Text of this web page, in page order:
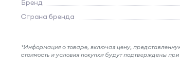
Бренд
Страна бренда
*Информация о товаре, включая цену,
стоимость и условия покупки будут подтверждены